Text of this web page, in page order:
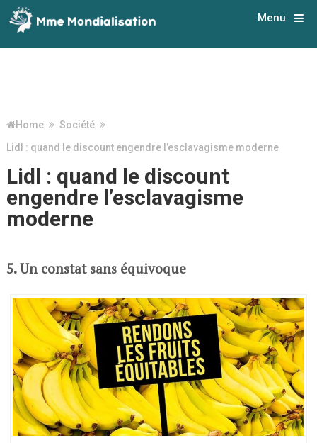
Menu
Home
Société
Lidl : quand le discount engendre l’esclavagisme moderne
Lidl : quand le discount
engendre l’esclavagisme
moderne
5. Un constat sans équivoque